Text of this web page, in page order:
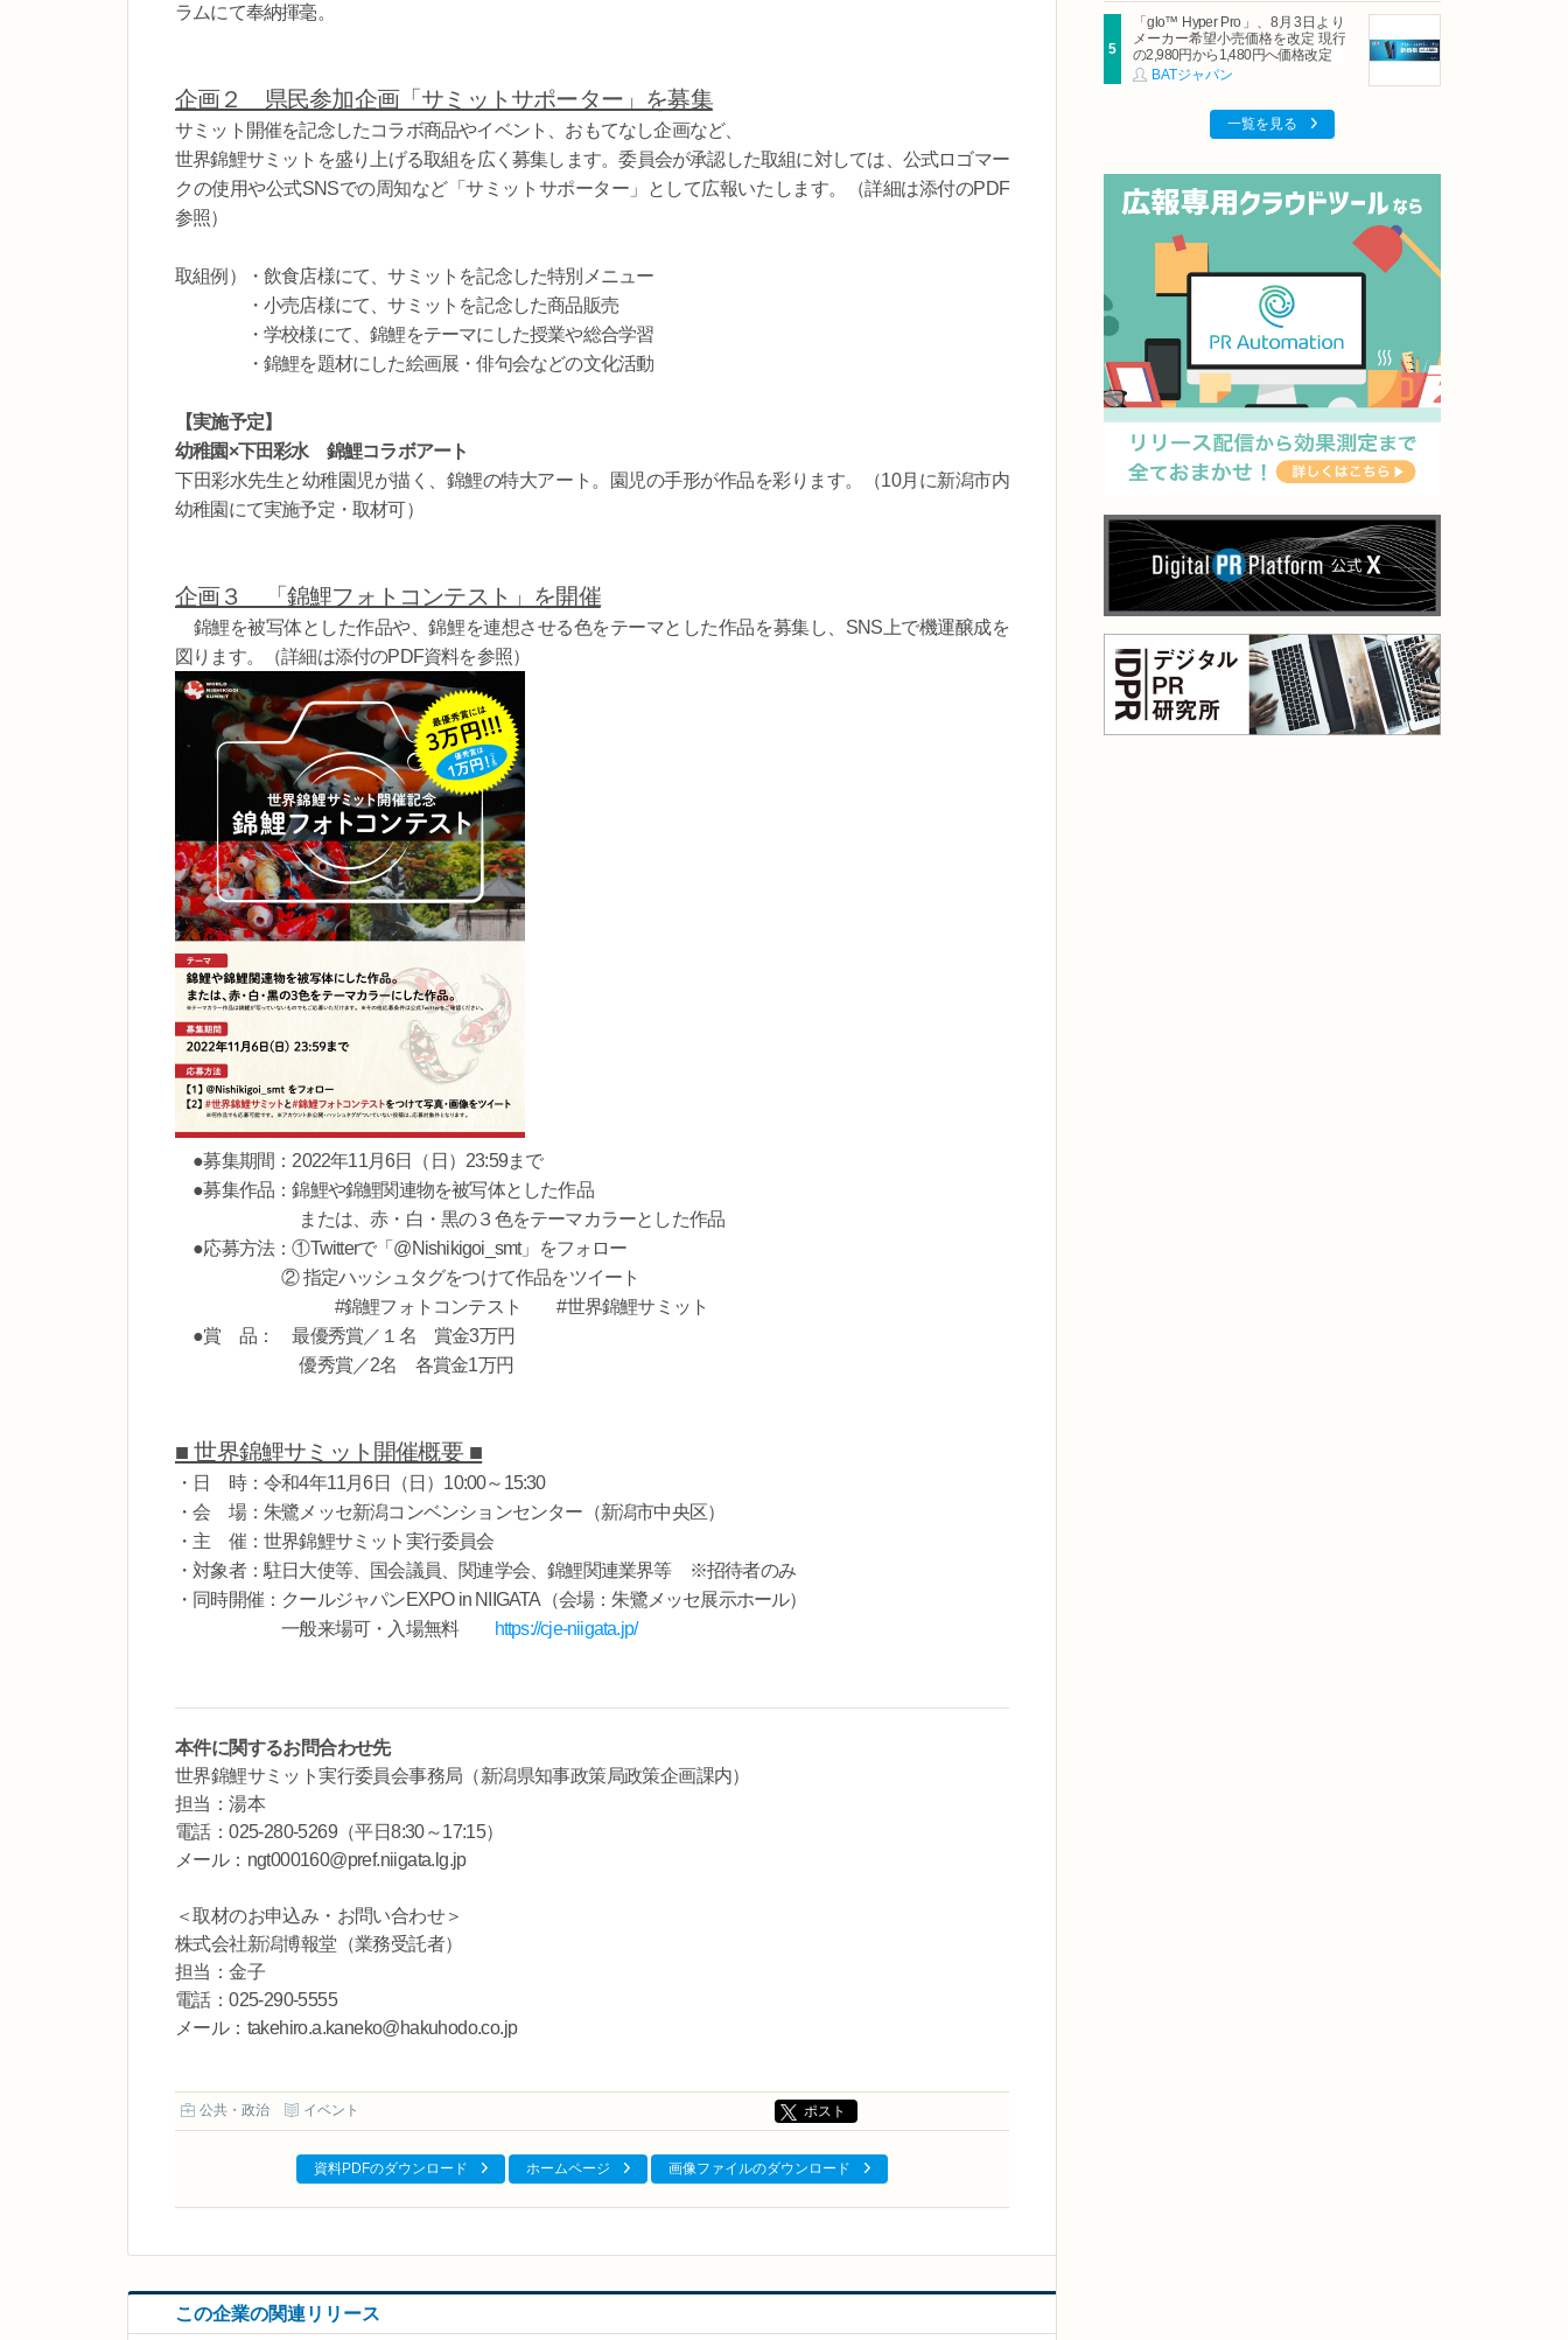
ラムにて奉納揮毫。
企画２ 県民参加企画「サミットサポーター」を募集
サミット開催を記念したコラボ商品やイベント、おもてなし企画など、
世界錦鯉サミットを盛り上げる取組を広く募集します。委員会が承認した取組に対しては、公式ロゴマー
クの使用や公式SNSでの周知など「サミットサポーター」として広報いたします。（詳細は添付のPDF
参照）
取組例）・飲食店様にて、サミットを記念した特別メニュー
・小売店様にて、サミットを記念した商品販売
・学校様にて、錦鯉をテーマにした授業や総合学習
・錦鯉を題材にした絵画展・俳句会などの文化活動
【実施予定】
幼稚園×下田彩水 錦鯉コラボアート
下田彩水先生と幼稚園児が描く、錦鯉の特大アート。園児の手形が作品を彩ります。（10月に新潟市内
幼稚園にて実施予定・取材可）
企画３ 「錦鯉フォトコンテスト」を開催
錦鯉を被写体とした作品や、錦鯉を連想させる色をテーマとした作品を募集し、SNS上で機運醸成を
図ります。（詳細は添付のPDF資料を参照）
●募集期間：2022年11月6日（日）23:59まで
●募集作品：錦鯉や錦鯉関連物を被写体とした作品
または、赤・白・黒の３色をテーマカラーとした作品
●応募方法：①Twitterで「@Nishikigoi_smt」をフォロー
② 指定ハッシュタグをつけて作品をツイート
#錦鯉フォトコンテスト #世界錦鯉サミット
●賞 品： 最優秀賞／１名 賞金3万円
優秀賞／2名 各賞金1万円
■ 世界錦鯉サミット開催概要 ■
・日 時：令和4年11月6日（日）10:00～15:30
・会 場：朱鷺メッセ新潟コンベンションセンター（新潟市中央区）
・主 催：世界錦鯉サミット実行委員会
・対象者：駐日大使等、国会議員、関連学会、錦鯉関連業界等 ※招待者のみ
・同時開催：クールジャパンEXPO in NIIGATA（会場：朱鷺メッセ展示ホール）
一般来場可・入場無料
https://cje-niigata.jp/
本件に関するお問合わせ先
世界錦鯉サミット実行委員会事務局（新潟県知事政策局政策企画課内）
担当：湯本
電話：025-280-5269（平日8:30～17:15）
メール：ngt000160@pref.niigata.lg.jp
＜取材のお申込み・お問い合わせ＞
株式会社新潟博報堂（業務受託者）
担当：金子
電話：025-290-5555
メール：takehiro.a.kaneko@hakuhodo.co.jp
公共・政治 イベント ポスト
資料PDFのダウンロード ホームページ 画像ファイルのダウンロード
この企業の関連リリース
「glo™ Hyper Pro」、8月3日より
メーカー希望小売価格を改定 現行
の2,980円から1,480円へ価格改定
BATジャパン
一覧を見る